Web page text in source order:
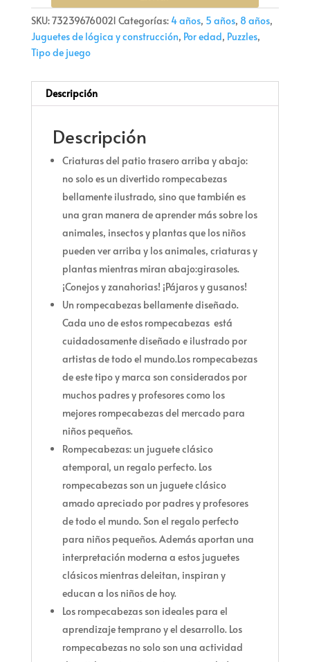
SKU:732396760021 Categorías:4 años, 5 años, 8 años,
Juguetes de lógica y construcción, Por edad, Puzzles,
Tipo de juego
Descripción
Descripción
Criaturas del patio trasero arriba y abajo:
no solo es un divertido rompecabezas
bellamente ilustrado, sino que también es
una gran manera de aprender más sobre los
animales, insectos y plantas que los niños
pueden ver arriba y los animales, criaturas y
plantas mientras miran abajo:girasoles.
¡Conejos y zanahorias! ¡Pájaros y gusanos!
Un rompecabezas bellamente diseñado.
Cada uno de estos rompecabezas está
cuidadosamente diseñado e ilustrado por
artistas de todo el mundo.Los rompecabezas
de este tipo y marca son considerados por
muchos padres y profesores como los
mejores rompecabezas del mercado para
niños pequeños.
Rompecabezas: un juguete clásico
atemporal, un regalo perfecto. Los
rompecabezas son un juguete clásico
amado apreciado por padres y profesores
de todo el mundo. Son el regalo perfecto
para niños pequeños. Además aportan una
interpretación moderna a estos juguetes
clásicos mientras deleitan, inspiran y
educan a los niños de hoy.
Los rompecabezas son ideales para el
aprendizaje temprano y el desarrollo. Los
rompecabezas no solo son una actividad